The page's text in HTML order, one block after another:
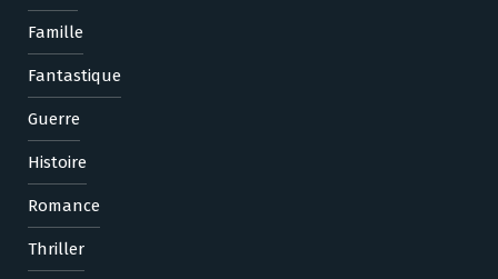
Famille
Fantastique
Guerre
Histoire
Romance
Thriller